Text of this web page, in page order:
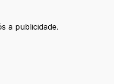
a publicidade.